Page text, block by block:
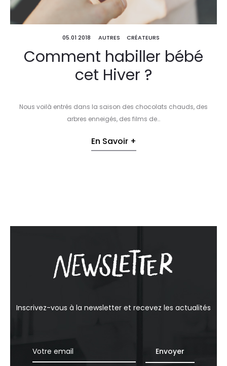
05.01 2018 AUTRES CRÉATEURS
Comment habiller bébé
cet Hiver ?
Nous voilà entrés dans la saison des chocolats chauds, des
arbres enneigés, des films de…
En Savoir +
Inscrivez-vous à la newsletter et recevez les actualités